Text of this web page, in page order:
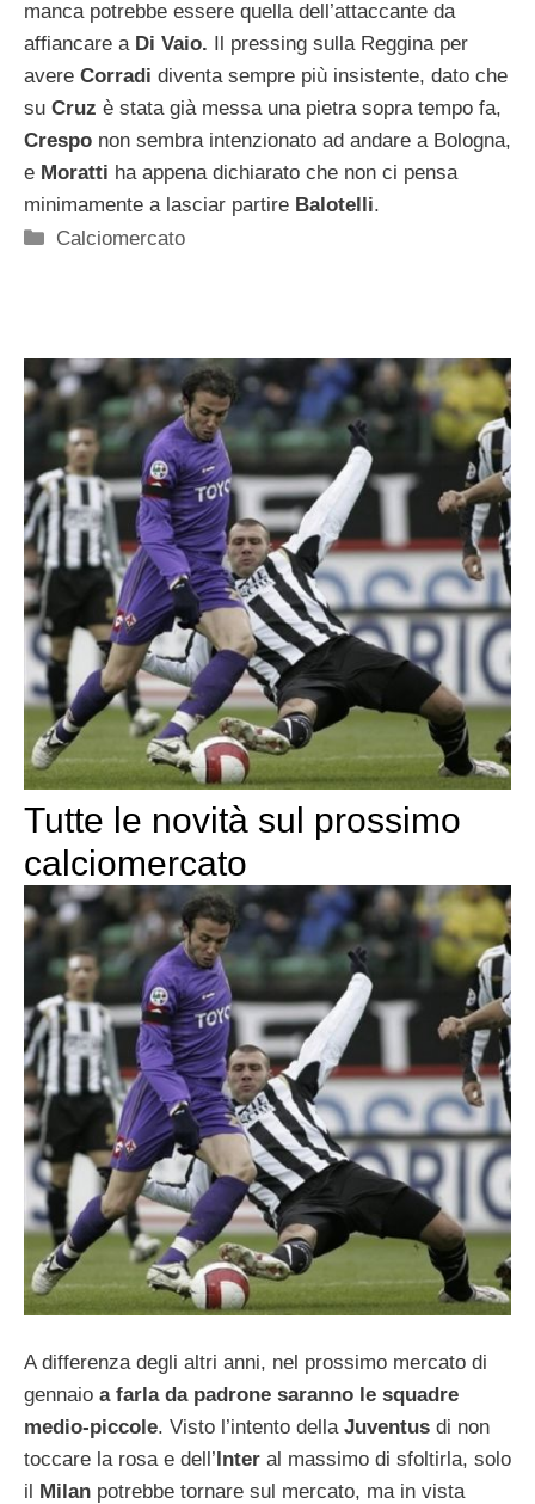
manca potrebbe essere quella dell’attaccante da
affiancare a Di Vaio. Il pressing sulla Reggina per
avere Corradi diventa sempre più insistente, dato che
su Cruz è stata già messa una pietra sopra tempo fa,
Crespo non sembra intenzionato ad andare a Bologna,
e Moratti ha appena dichiarato che non ci pensa
minimamente a lasciar partire Balotelli.
Categorie
Calciomercato
Tutte le novità sul prossimo
calciomercato
A differenza degli altri anni, nel prossimo mercato di
gennaio a farla da padrone saranno le squadre
medio-piccole. Visto l’intento della Juventus di non
toccare la rosa e dell’Inter al massimo di sfoltirla, solo
il Milan potrebbe tornare sul mercato, ma in vista